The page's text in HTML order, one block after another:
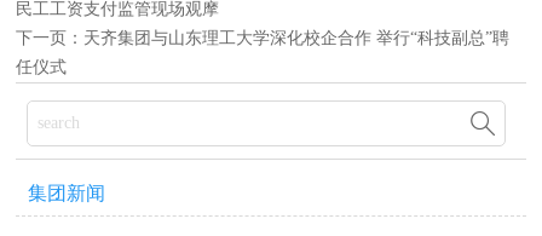
民工工资支付监管现场观摩
下一页： 天齐集团与山东理工大学深化校企合作 举行“科技副总”聘
任仪式

集团新闻